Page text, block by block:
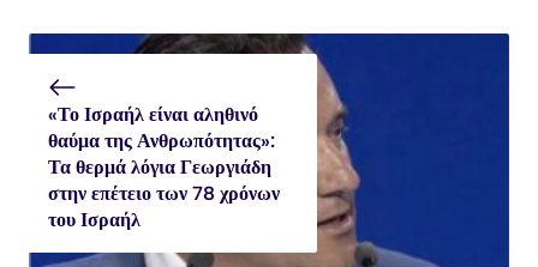
«Το Ισραήλ είναι αληθινό
θαύμα της Ανθρωπότητας»:
Τα θερμά λόγια Γεωργιάδη
στην επέτειο των 78 χρόνων
του Ισραήλ